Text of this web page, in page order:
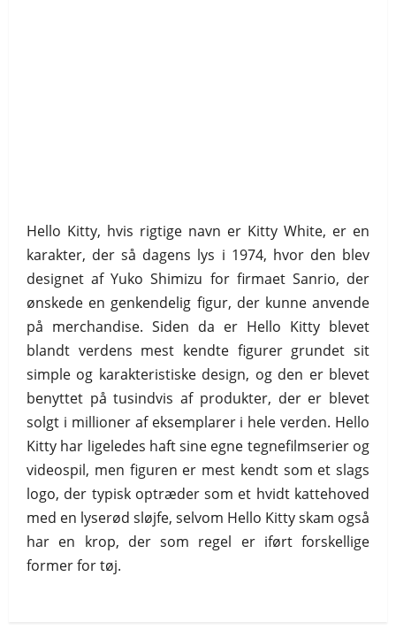
Hello Kitty, hvis rigtige navn er Kitty White, er en
karakter, der så dagens lys i 1974, hvor den blev
designet af Yuko Shimizu for firmaet Sanrio, der
ønskede en genkendelig figur, der kunne anvende
på merchandise. Siden da er Hello Kitty blevet
blandt verdens mest kendte figurer grundet sit
simple og karakteristiske design, og den er blevet
benyttet på tusindvis af produkter, der er blevet
solgt i millioner af eksemplarer i hele verden. Hello
Kitty har ligeledes haft sine egne tegnefilmserier og
videospil, men figuren er mest kendt som et slags
logo, der typisk optræder som et hvidt kattehoved
med en lyserød sløjfe, selvom Hello Kitty skam også
har en krop, der som regel er iført forskellige
former for tøj.